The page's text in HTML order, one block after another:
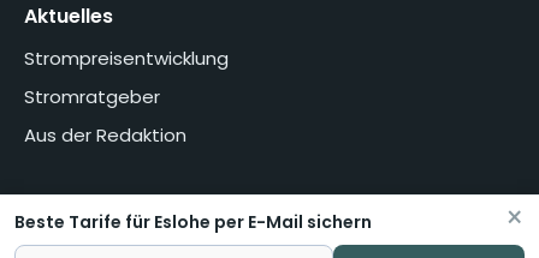
Aktuelles
Strompreisentwicklung
Stromratgeber
Aus der Redaktion
HomeÜber unsMethodikPresseDatenschutzerklärung
×
Beste Tarife für Eslohe per E-Mail sichern